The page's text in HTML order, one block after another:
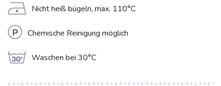
D Nicht heiß bügeln, max. 110°C
L Chemische Reinigung möglich
g Waschen bei 30°C